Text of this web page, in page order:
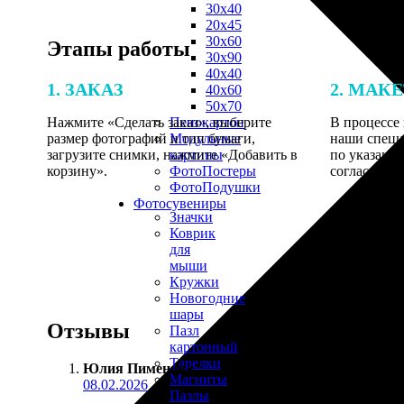
30х40
20х45
30х60
30х90
40х40
40х60
50х70
Пенокартон
Модульные
картины
ФотоПостеры
ФотоПодушки
Фотоcувениры
Значки
Коврик
для
мыши
Кружки
Новогодние
шары
Пазл
картонный
Тарелки
Магниты
Пазлы
Этапы работы
1. ЗАКАЗ
Нажмите «Сделать заказ», выберите
размер фотографий и тип бумаги,
загрузите снимки, нажмите «Добавить в
корзину».
2.
В процессе
наши
по
Отзывы
Юлия Пименова :
08.02.2026